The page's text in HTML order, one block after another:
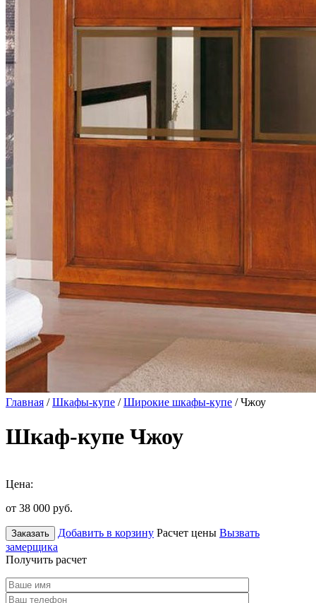
Главная /Шкафы-купе /Широкие шкафы-купе / Чжоу
Шкаф-купе Чжоу
Цена:
от 38 000 руб.
Заказать Добавить в корзину Расчет цены Вызвать
замерщика
Получить расчет